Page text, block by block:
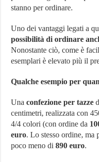
stanno per ordinare.
Uno dei vantaggi legati a
possibilità di ordinare
Nonostante ciò, come è
esemplari è elevato più il
Qualche esempio per
Unaconfezione per tazze
centimetri, realizzata con
4/4 colori (con ordine da
euro. Lo stesso ordine, ma
poco meno di890 euro.